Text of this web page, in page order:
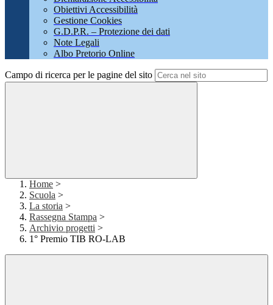
Obiettivi Accessibilità
Gestione Cookies
G.D.P.R. – Protezione dei dati
Note Legali
Albo Pretorio Online
Campo di ricerca per le pagine del sito
Home >
Scuola >
La storia >
Rassegna Stampa >
Archivio progetti >
1° Premio TIB RO-LAB